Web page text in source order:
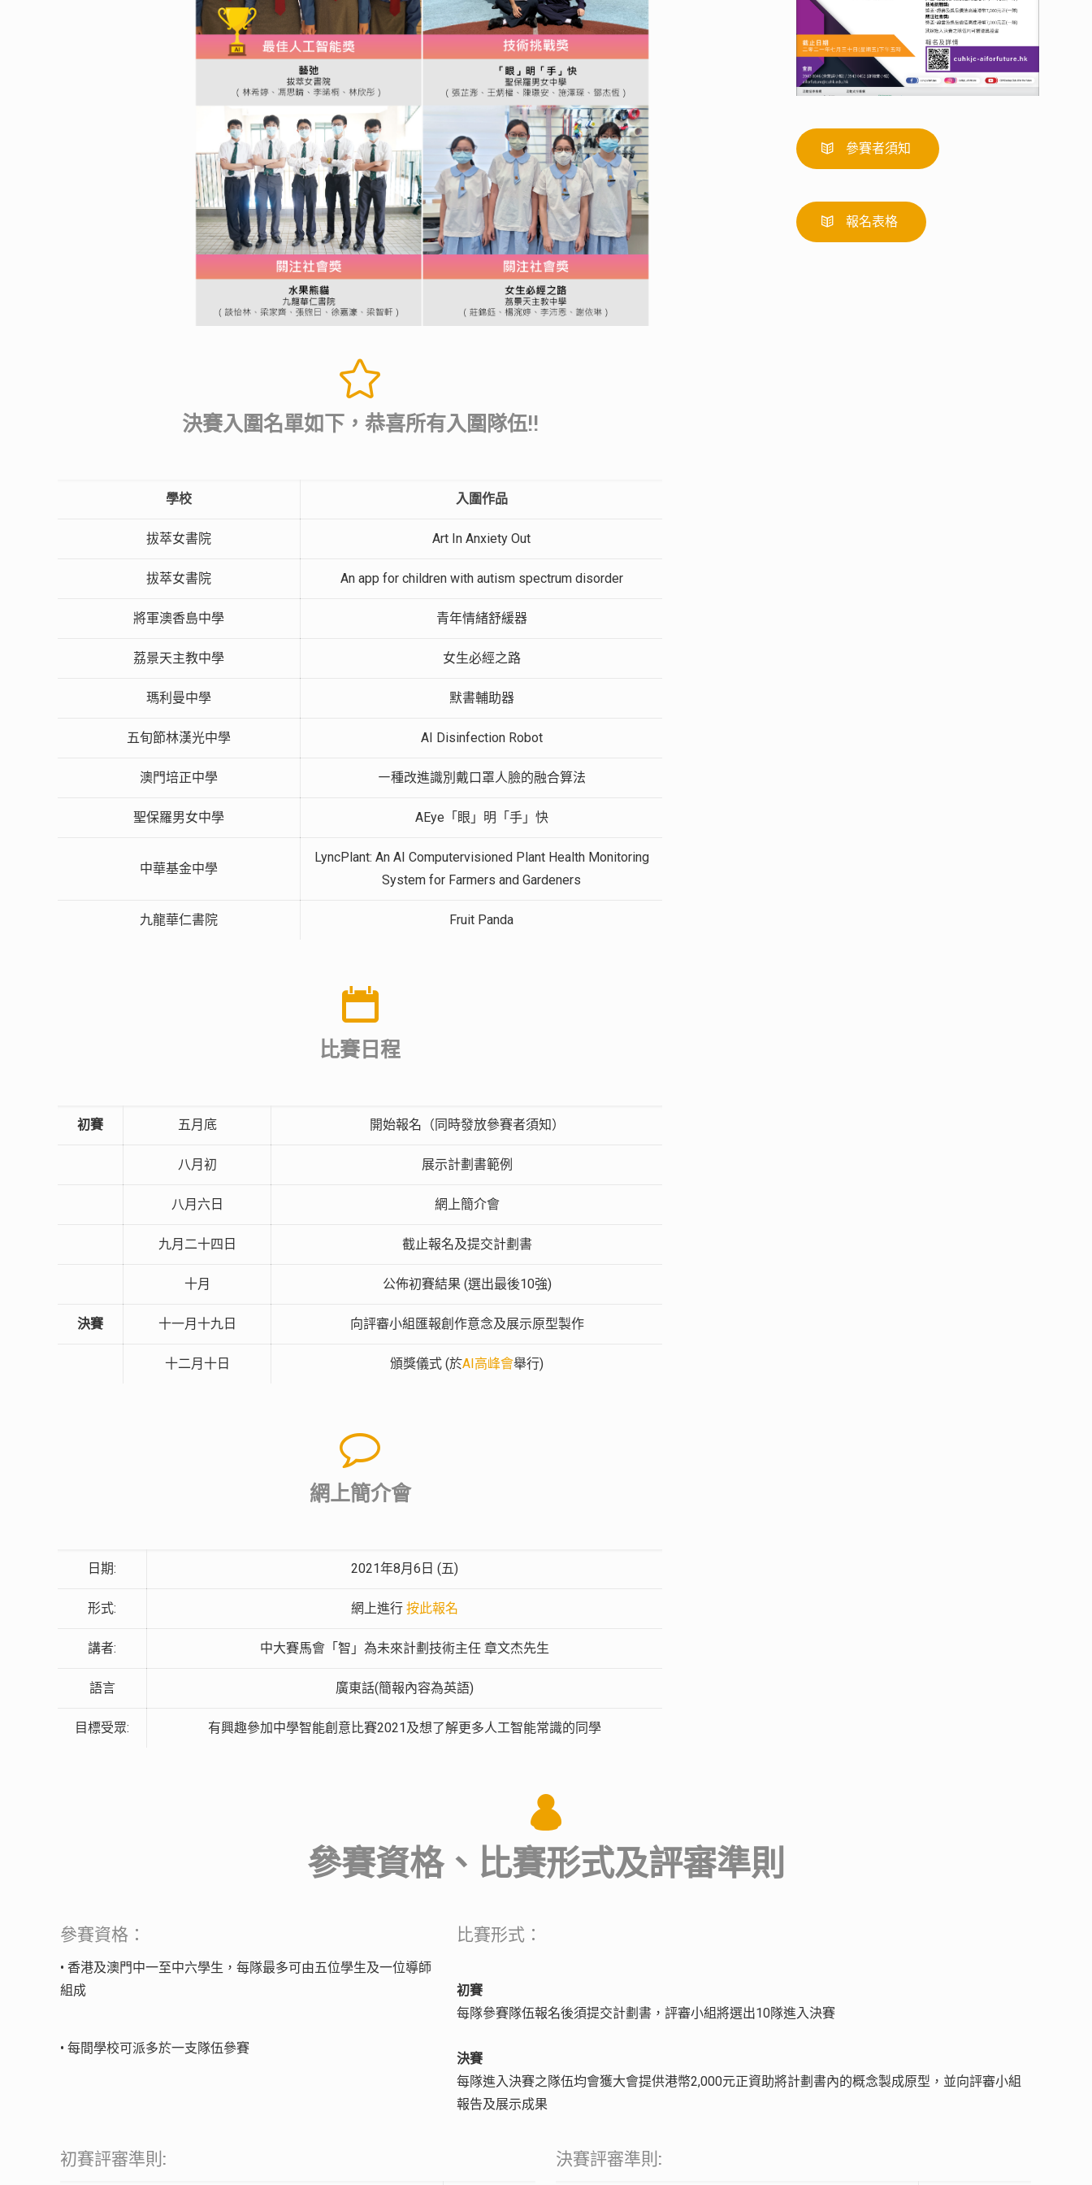
決賽入圍名單如下，恭喜所有入圍隊伍!!
學校 入圍作品
拔萃女書院 Art In Anxiety Out
拔萃女書院 An app for children with autism spectrum disorder
將軍澳香島中學 青年情緒舒緩器
荔景天主教中學 女生必經之路
瑪利曼中學 默書輔助器
五旬節林漢光中學 AI Disinfection Robot
澳門培正中學 ㇐種改進識別戴口罩人臉的融合算法
聖保羅男女中學 AEye「眼」明「手」快
中華基金中學
LyncPlant: An AI Computervisioned Plant Health Monitoring
System for Farmers and Gardeners
九龍華仁書院 Fruit Panda
比賽日程
初賽 五月底 開始報名（同時發放參賽者須知）
八月初 展示計劃書範例
八月六日 網上簡介會
九月二十四日 截止報名及提交計劃書
十月 公佈初賽結果 (選出最後10強)
決賽 十一月十九日 向評審小組匯報創作意念及展示原型製作
十二月十日 頒獎儀式 (於AI高峰會舉行)
網上簡介會
日期: 2021年8月6日 (五)
形式: 網上進行按此報名
講者: 中大賽馬會「智」為未來計劃技術主任 章文杰先生
語言 廣東話(簡報內容為英語)
目標受眾: 有興趣參加中學智能創意比賽2021及想了解更多人工智能常識的同學
參賽者須知
報名表格
參賽資格、比賽形式及評審準則
參賽資格：
• 香港及澳門中一至中六學生，每隊最多可由五位學生及一位導師
組成
• 每間學校可派多於一支隊伍參賽
比賽形式：
初賽
每隊參賽隊伍報名後須提交計劃書，評審小組將選出10隊進入決賽
決賽
每隊進入決賽之隊伍均會獲大會提供港幣2,000元正資助將計劃書內的概念製成原型，並向評審小組
報告及展示成果
初賽評審準則: 決賽評審準則: